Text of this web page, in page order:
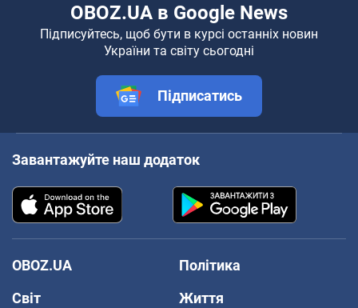
OBOZ.UA в Google News
Підписуйтесь, щоб бути в курсі останніх новин
України та світу сьогодні
Підписатись
Завантажуйте наш додаток
OBOZ.UA
Політика
Світ
Життя